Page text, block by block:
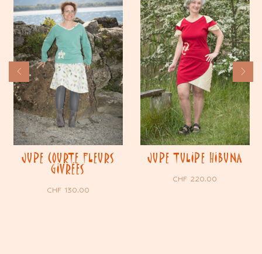
JUPE COURTE FLEURS
GIVRÉES
CHF130.00
JUPE TULIPE HIBUNA
CHF 220.00